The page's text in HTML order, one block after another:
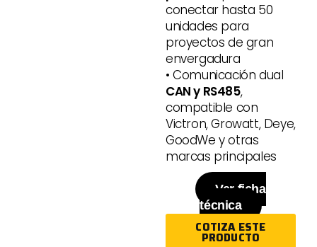
conectar hasta 50
unidades para
proyectos de gran
envergadura
• Comunicación dual
CAN y RS485,
compatible con
Victron, Growatt, Deye,
GoodWe y otras
marcas principales
Ver ficha
técnica
COTIZA ESTE
PRODUCTO